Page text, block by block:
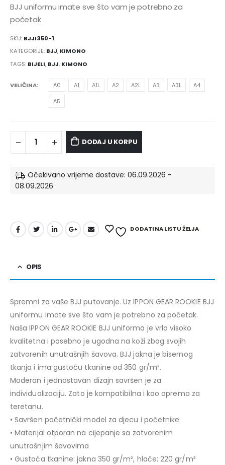
BJJ uniformu imate sve što vam je potrebno za
početak
SKU: BJJI350-1
KATEGORIJE: BJJ, KIMONO
TAGS: BIJELI, BJJ, KIMONO
VELIČINA A0 A1 A1L A2 A2L A3 A3L
A4
A5
DODAJ U KORPU
Očekivano vrijeme dostave: 06.09.2026 -
08.09.2026
DODATI NA LISTU ŽELJA
OPIS
Spremni za vaše BJJ putovanje. Uz IPPON GEAR ROOKIE BJJ
uniformu imate sve što vam je potrebno za početak.
Naša IPPON GEAR ROOKIE BJJ uniforma je vrlo visoko
kvalitetna i posebno je ugodna na koži zbog svojih
zatvorenih unutrašnjih šavova. BJJ jakna je bisernog
tkanja i ima gustoću tkanine od 350 gr/m².
Moderan i jednostavan dizajn savršen je za
individualizaciju. Zato je kompatibilna i kao oprema za
teretanu.
• Savršen početnički model za djecu i početnike
• Materijal otporan na cijepanje sa zatvorenim
unutrašnjim šavovima
• Gustoća tkanine: jakna 350 gr/m², hlače: 220 gr/m²